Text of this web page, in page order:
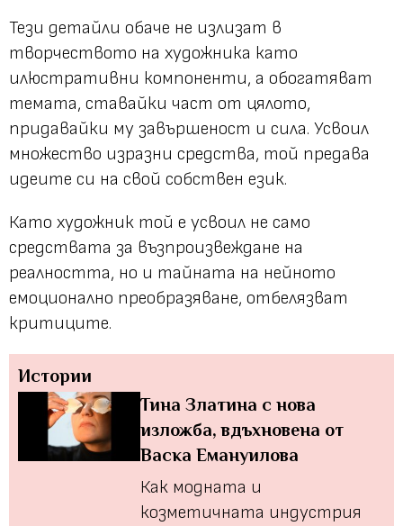
Тези детайли обаче не излизат в
творчеството на художника като
илюстративни компоненти, а обогатяват
темата, ставайки част от цялото,
придавайки му завършеност и сила. Усвоил
множество изразни средства, той предава
идеите си на свой собствен език.
Като художник той е усвоил не само
средствата за възпроизвеждане на
реалността, но и тайната на нейното
емоционално преобразяване, отбелязват
критиците.
Истории
Тина Златина с нова
изложба, вдъхновена от
Васка Емануилова
Как модната и
козметичната индустрия